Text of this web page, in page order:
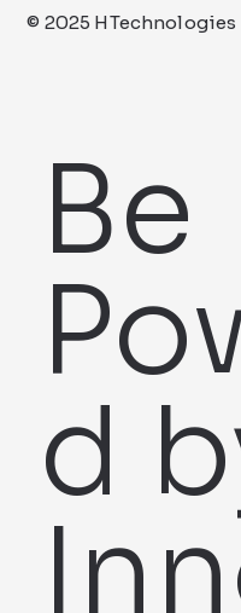
Be
d
© 2025 HTechnologies